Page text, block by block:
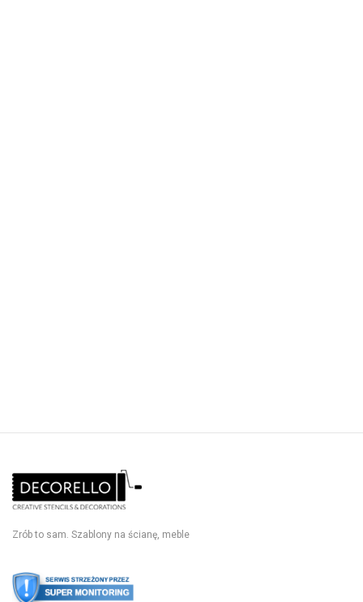
Zrób to sam. Szablony na ścianę, meble